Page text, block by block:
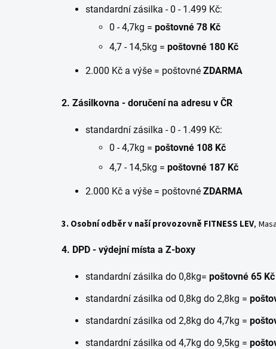
standardní zásilka - 0 - 1.499 Kč:
0 - 4,7kg = poštovné 78 Kč
4,7 - 14,5kg = poštovné 180 Kč
2.000 Kč a výše = poštovné ZDARMA
2. Zásilkovna - doručení na adresu v ČR
standardní zásilka - 0 - 1.499 Kč:
0 - 4,7kg = poštovné 108 Kč
4,7 - 14,5kg = poštovné 187 Kč
2.000 Kč a výše = poštovné ZDARMA
3. Osobní odběr v naší provozovně FITNESS LEV,
4. DPD - výdejní místa a Z-boxy
standardní zásilka do 0,8kg= poštovné 65 Kč
standardní zásilka od 0,8kg do 2,8kg =
standardní zásilka od 2,8kg do 4,7kg =
standardní zásilka od 4,7kg do 9,5kg =